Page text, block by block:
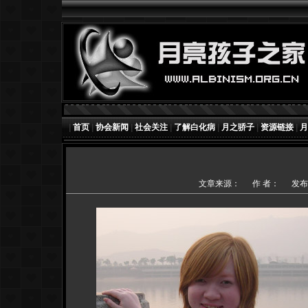
首页| 协会新闻 社会关注 了解白化病 月之骄子 资源链接|
文章来源： 作 者： 发